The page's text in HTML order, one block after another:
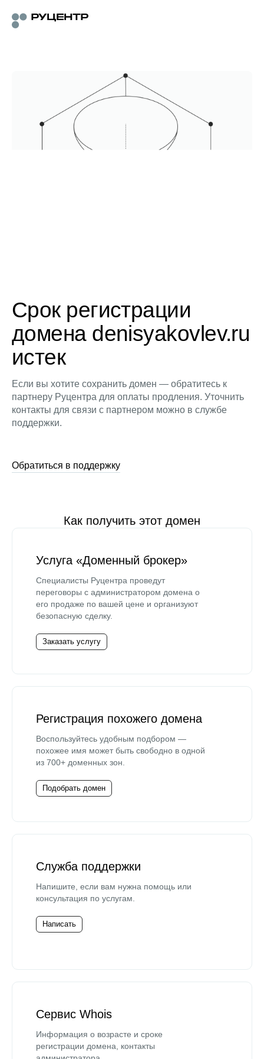
Срок регистрации
домена denisyakovlev.ru
истек
Если вы хотите сохранить домен — обратитесь к
партнеру Руцентра для оплаты продления. Уточнить
контакты для связи с партнером можно в службе
поддержки.
Обратиться в поддержку
Как получить этот домен
Услуга «Доменный брокер»
Специалисты Руцентра проведут
переговоры с администратором домена о
его продаже по вашей цене и организуют
безопасную сделку.
Заказать услугу
Регистрация похожего домена
Воспользуйтесь удобным подбором —
похожее имя может быть свободно в одной
из 700+ доменных зон.
Подобрать домен
Служба поддержки
Напишите, если вам нужна помощь или
консультация по услугам.
Написать
Сервис Whois
Информация о возрасте и сроке
регистрации домена, контакты